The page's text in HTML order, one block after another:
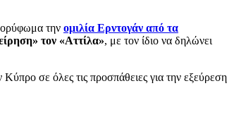
την ομιλία Ερντογάν από τα
τον «Αττίλα», με τον ίδιο να δηλώνει
σε όλες τις προσπάθειες για την εξεύρεση